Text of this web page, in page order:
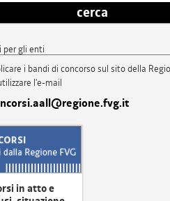
cerca
per gli enti
i bandi di concorso sul sito della
l'e-mail
in atto e